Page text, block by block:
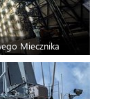
Miecznika